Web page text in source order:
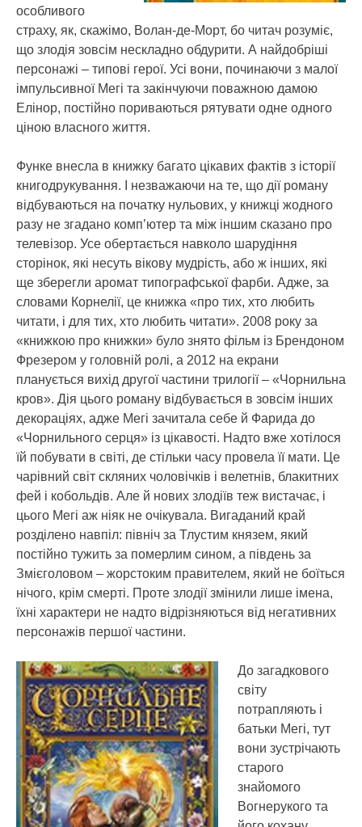
особливого
страху, як, скажімо, Волан-де-Морт, бо читач розуміє,
що злодія зовсім нескладно обдурити. А найдобріші
персонажі – типові герої. Усі вони, починаючи з малої
імпульсивної Мегі та закінчуючи поважною дамою
Елінор, постійно пориваються рятувати одне одного
ціною власного життя.
Функе внесла в книжку багато цікавих фактів з історії
книгодрукування. І незважаючи на те, що дії роману
відбуваються на початку нульових, у книжці жодного
разу не згадано комп’ютер та між іншим сказано про
телевізор. Усе обертається навколо шарудіння
сторінок, які несуть вікову мудрість, або ж інших, які
ще зберегли аромат типографської фарби. Адже, за
словами Корнелії, це книжка «про тих, хто любить
читати, і для тих, хто любить читати». 2008 року за
«книжкою про книжки» було знято фільм із Брендоном
Фрезером у головній ролі, а 2012 на екрани
планується вихід другої частини трилогії – «Чорнильна
кров». Дія цього роману відбувається в зовсім інших
декораціях, адже Мегі зачитала себе й Фарида до
«Чорнильного серця» із цікавості. Надто вже хотілося
їй побувати в світі, де стільки часу провела її мати. Це
чарівний світ скляних чоловічків і велетнів, блакитних
фей і кобольдів. Але й нових злодіїв теж вистачає, і
цього Мегі аж ніяк не очікувала. Вигаданий край
розділено навпіл: північ за Тлустим князем, який
постійно тужить за померлим сином, а південь за
Змієголовом – жорстоким правителем, який не боїться
нічого, крім смерті. Проте злодії змінили лише імена,
їхні характери не надто відрізняються від негативних
персонажів першої частини.
До загадкового
світу
потрапляють і
батьки Мегі, тут
вони зустрічають
старого
знайомого
Вогнерукого та